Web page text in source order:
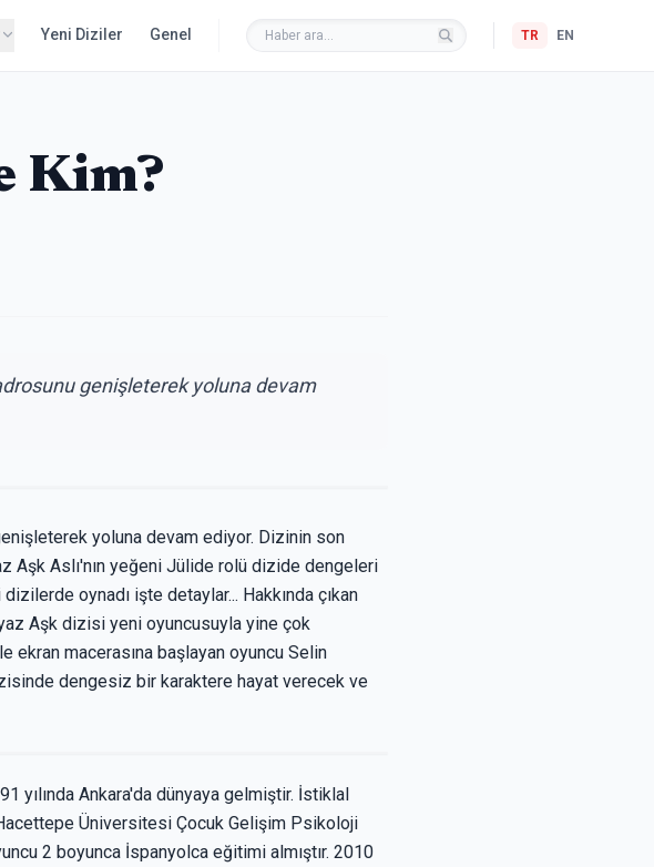
Yeni Diziler Genel TR EN
Kim?
genişleterek yoluna devam
yoluna devam ediyor. Dizinin son
Aşk Aslı'nın yeğeni Jülide rolü dizide dengeleri
oynadı işte detaylar... Hakkında çıkan
Aşk dizisi yeni oyuncusuyla yine çok
ekran macerasına başlayan oyuncu Selin
dengesiz bir karaktere hayat verecek ve
yılında Ankara'da dünyaya gelmiştir. İstiklal
Üniversitesi Çocuk Gelişim Psikoloji
2 boyunca İspanyolca eğitimi almıştır. 2010